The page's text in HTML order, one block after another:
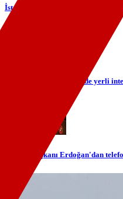
İstanbul Havalimanı Avrupa'nın
TÜRKSAT ile gökyüzünde yerli
Cumhurbaşkanı Erdoğan'dan